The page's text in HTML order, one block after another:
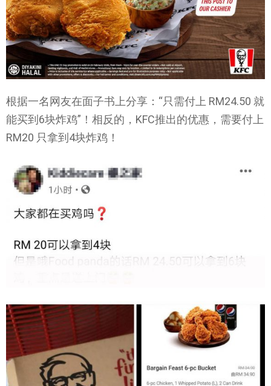
根据一名网友在面子书上分享：“只需付上 RM24.50 就
能买到6块炸鸡”！相反的，KFC推出的优惠，需要付上
RM20 只拿到4块炸鸡！